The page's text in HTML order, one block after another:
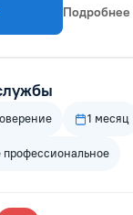
Подробнее
1 месяц